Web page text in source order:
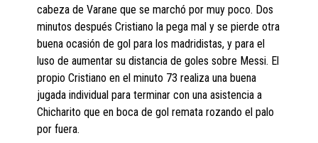
cabeza de Varane que se marchó por muy poco. Dos
minutos después Cristiano la pega mal y se pierde otra
buena ocasión de gol para los madridistas, y para el
luso de aumentar su distancia de goles sobre Messi. El
propio Cristiano en el minuto 73 realiza una buena
jugada individual para terminar con una asistencia a
Chicharito que en boca de gol remata rozando el palo
por fuera.